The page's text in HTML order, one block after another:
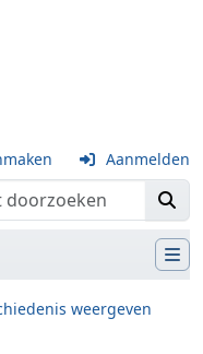
Aanmelden
weergeven